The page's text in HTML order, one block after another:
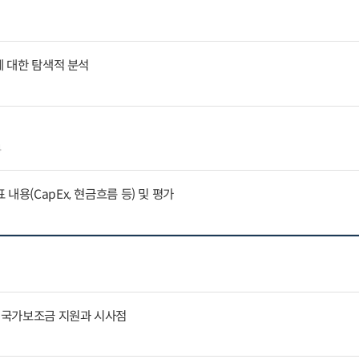
대한 탐색적 분석
내용(CapEx, 현금흐름 등) 및 평가
가보조금 지원과 시사점